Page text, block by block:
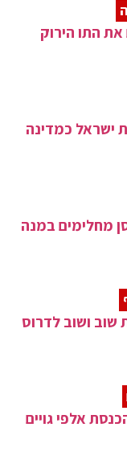
את התו הירוק
ישראל כמדינה
מחלימים במנה
שוב ושוב לדרוס
אלפי גויים